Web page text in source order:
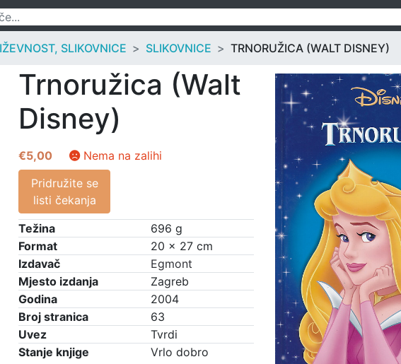
SLIKOVNICE SLIKOVNICE TRNORUŽICA (WALT DISNEY)
Trnoružica (Walt
Disney)
€5,00
Nema na zalihi
Pridružite se
listi čekanja
Težina
696 g
Format
20 × 27 cm
Izdavač
Egmont
Mjesto izdanja
Zagreb
Godina
2004
Broj stranica
63
Uvez
Tvrdi
Stanje knjige
Vrlo dobro